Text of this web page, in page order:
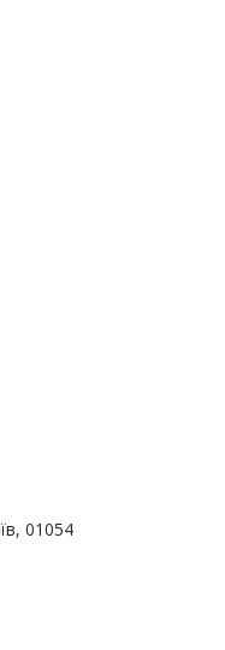
01054